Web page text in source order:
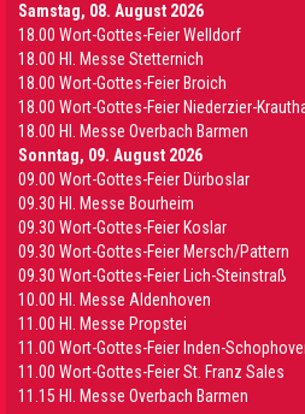
Samstag, 08. August 2026
18.00 Wort-Gottes-Feier Welldorf
18.00 Hl. Messe Stetternich
18.00 Wort-Gottes-Feier Broich
18.00 Wort-Gottes-Feier Niederzier-
18.00 Hl. Messe Overbach Barmen
Sonntag, 09. August 2026
09.00 Wort-Gottes-Feier Dürboslar
09.30 HI. Messe Bourheim
09.30 Wort-Gottes-Feier Koslar
09.30 Wort-Gottes-Feier Mersch/Pattern
09.30 Wort-Gottes-Feier Lich-Steinstraß
10.00 Hl. Messe Aldenhoven
11.00 Hl. Messe Propstei
11.00 Wort-Gottes-Feier Inden-
11.00 Wort-Gottes-Feier St. Franz Sales
11.15 Hl. Messe Overbach Barmen